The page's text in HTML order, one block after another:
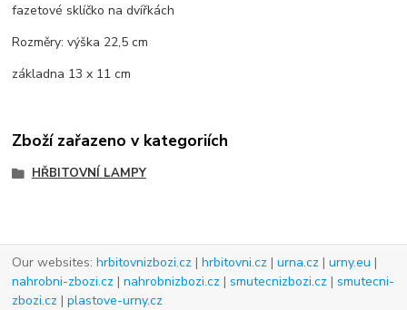
fazetové sklíčko na dvířkách
Rozměry: výška 22,5 cm
základna 13 x 11 cm
Zboží zařazeno v kategoriích
HŘBITOVNÍ LAMPY
Our websites:hrbitovnizbozi.cz |hrbitovni.cz |urna.cz |urny.eu |
nahrobni-zbozi.cz |nahrobnizbozi.cz |smutecnizbozi.cz |smutecni-
zbozi.cz |plastove-urny.cz